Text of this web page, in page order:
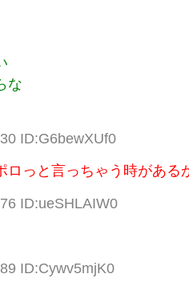
な
ID:G6bewXUf0
ロっと言っちゃう時があ
ID:ueSHLAIW0
ID:Cywv5mjK0